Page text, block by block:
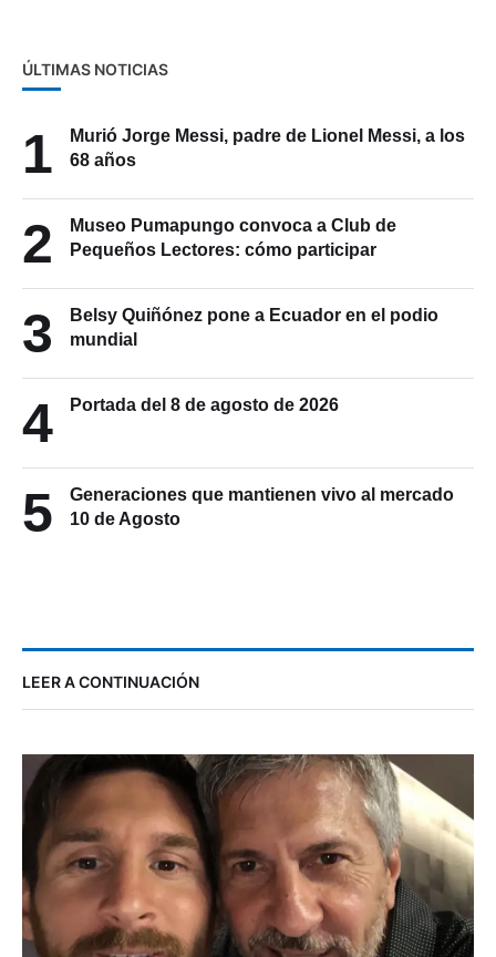
ÚLTIMAS NOTICIAS
1
Murió Jorge Messi, padre de Lionel Messi, a los
68 años
2
Museo Pumapungo convoca a Club de
Pequeños Lectores: cómo participar
3
Belsy Quiñónez pone a Ecuador en el podio
mundial
4 Portada del 8 de agosto de 2026
5
Generaciones que mantienen vivo al mercado
10 de Agosto
LEER A CONTINUACIÓN